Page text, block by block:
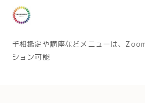
手相鑑定や講座などメニューは、
ション可能